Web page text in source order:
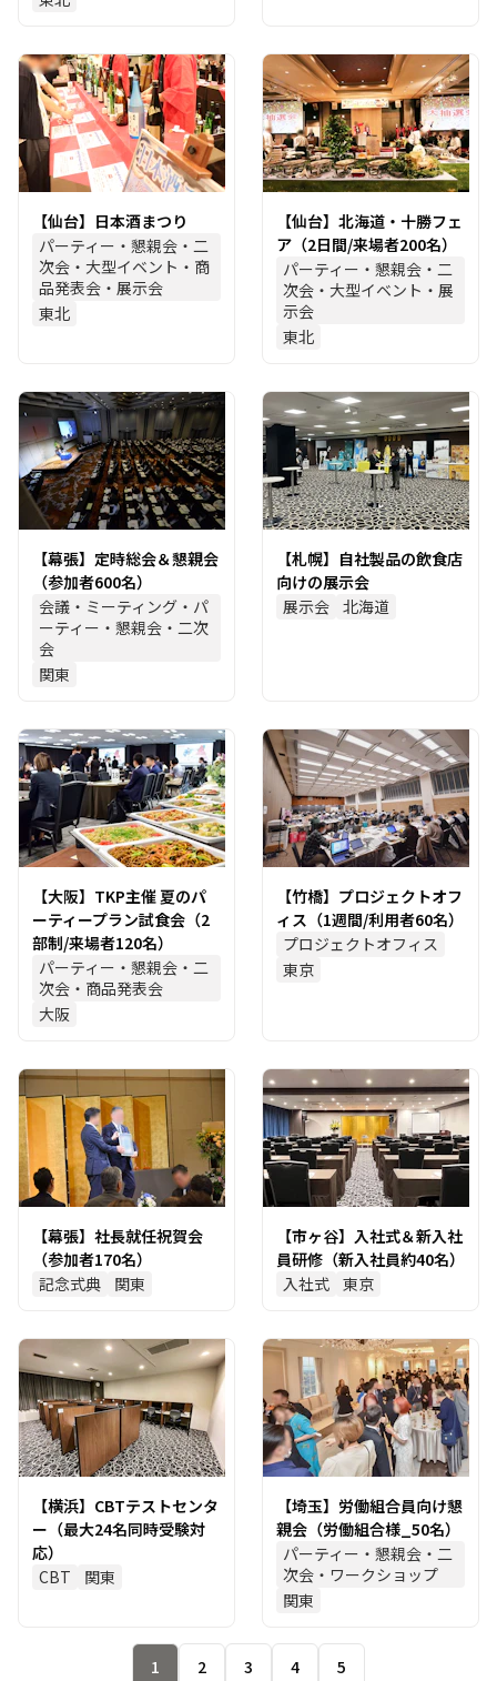
【仙台】日本酒まつり
パーティー・懇親会・二
次会・大型イベント・商
品発表会・展示会
東北
【仙台】北海道・十勝フェ
ア（2日間/来場者200名）
パーティー・懇親会・二
次会・大型イベント・展
示会
東北
【幕張】定時総会＆懇親会
（参加者600名）
会議・ミーティング・パ
ーティー・懇親会・二次
会
関東
【札幌】自社製品の飲食店
向けの展示会
展示会 北海道
【大阪】TKP主催 夏のパ
ーティープラン試食会（2
部制/来場者120名）
パーティー・懇親会・二
次会・商品発表会
大阪
【竹橋】プロジェクトオフ
ィス（1週間/利用者60名）
プロジェクトオフィス
東京
【幕張】社長就任祝賀会
（参加者170名）
記念式典
関東
【市ヶ谷】入社式＆新入社
員研修（新入社員約40名）
入社式 東京
【横浜】CBTテストセンタ
ー（最大24名同時受験対
応）
CBT
関東
【埼玉】労働組合員向け懇
親会（労働組合様_50名）
パーティー・懇親会・二
次会・ワークショップ
関東
1 2 3 4 5